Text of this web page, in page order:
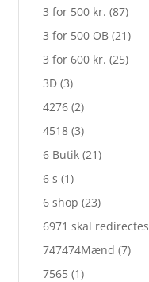
3 for 500 kr. (87)
3 for 500 OB (21)
3 for 600 kr. (25)
3D (3)
4276 (2)
4518 (3)
6 Butik (21)
6 s (1)
6 shop (23)
6971 skal redirectes
747474Mænd (7)
7565 (1)